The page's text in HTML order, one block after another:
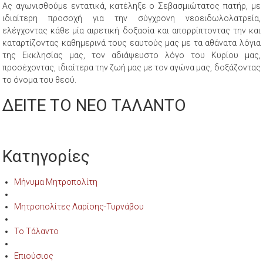
Ας αγωνισθούμε εντατικά, κατέληξε ο Σεβασμιώτατος πατήρ, με
ιδιαίτερη προσοχή για την σύγχρονη νεοειδωλολατρεία,
ελέγχοντας κάθε μία αιρετική δοξασία και απορρίπτοντας την και
καταρτίζοντας καθημερινά τους εαυτούς μας με τα αθάνατα λόγια
της Εκκλησίας μας, τον αδιάψευστο λόγο του Κυρίου μας,
προσέχοντας, ιδιαίτερα την ζωή μας με τον αγώνα μας, δοξάζοντας
το όνομα του θεού.
ΔΕΙΤΕ ΤΟ ΝΕΟ ΤΑΛΑΝΤΟ
Κατηγορίες
Μήνυμα Μητροπολίτη
Μητροπολίτες Λαρίσης-Τυρνάβου
Το Τάλαντο
Επιούσιος